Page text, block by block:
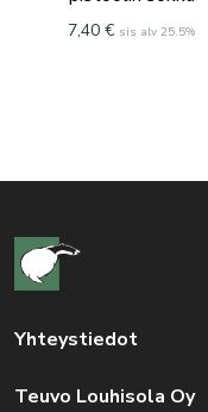
7,40 € sis alv 25.5%
Yhteystiedot
Teuvo Louhisola Oy